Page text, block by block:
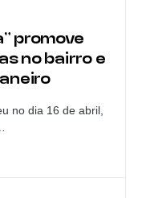
promove
no bairro e
no dia 16 de abril,